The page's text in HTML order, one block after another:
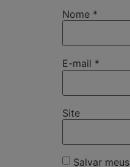
Nome *
E-mail *
Site
Salvar